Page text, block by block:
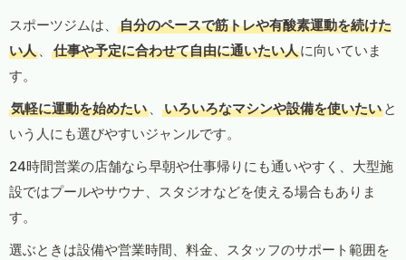
スポーツジムは、
自分のペースで筋トレや有酸素運動を続けた
い人 、 仕事や予定に合わせて自由に通いたい人に向いていま
す。
気軽に運動を始めたい 、 いろいろなマシンや設備を使いたい と
いう人にも選びやすいジャンルです。
24時間営業の店舗なら早朝や仕事帰りにも通いやすく、大型施
設ではプールやサウナ、スタジオなどを使える場合もありま
す。
選ぶときは設備や営業時間、料金、スタッフのサポート範囲を